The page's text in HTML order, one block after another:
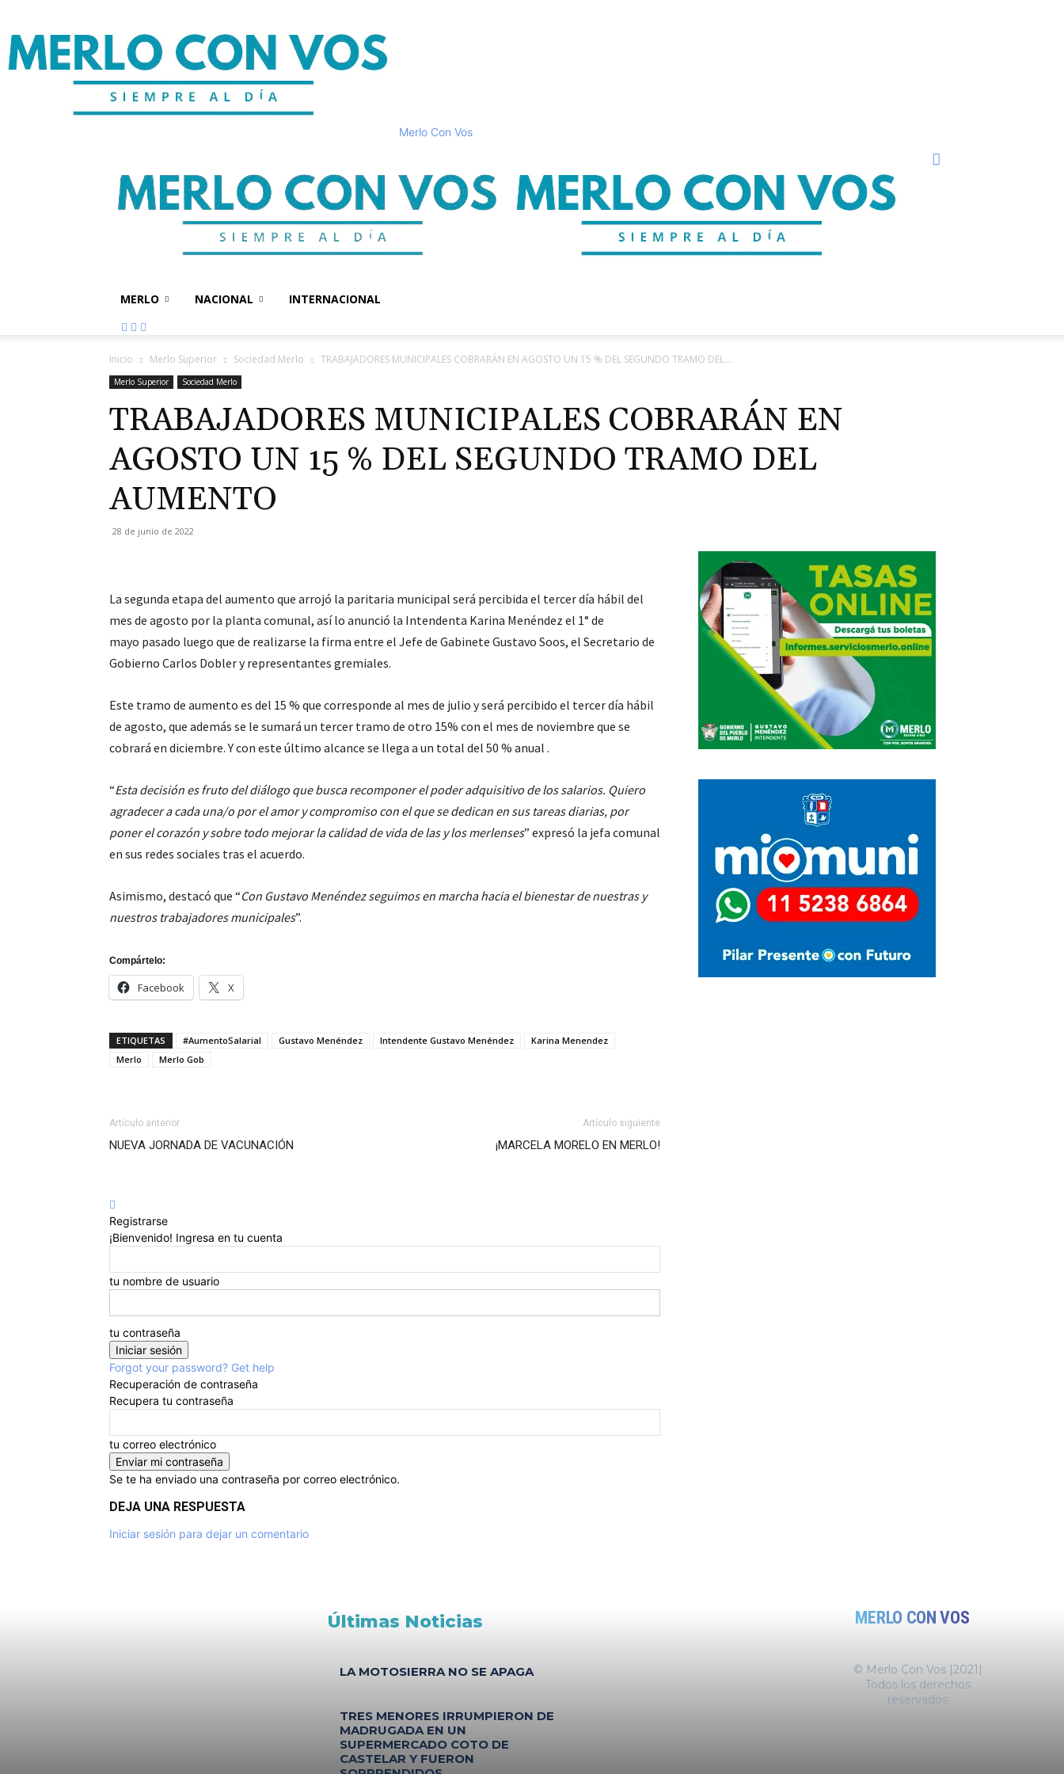
Merlo Con Vos
MERLO NACIONAL INTERNACIONAL
Inicio Merlo Superior Sociedad Merlo TRABAJADORES MUNICIPALES COBRARÁN EN AGOSTO UN 15 % DEL SEGUNDO TRAMO DEL...
Merlo Superior Sociedad Merlo
TRABAJADORES MUNICIPALES COBRARÁN EN
AGOSTO UN 15 % DEL SEGUNDO TRAMO DEL
AUMENTO
28 de junio de 2022
La segunda etapa del aumento que arrojó la paritaria municipal será percibida el tercer día hábil del
mes de agosto por la planta comunal, así lo anunció la Intendenta Karina Menéndez el 1° de
mayo pasado luego que de realizarse la firma entre el Jefe de Gabinete Gustavo Soos, el Secretario de
Gobierno Carlos Dobler y representantes gremiales.
Este tramo de aumento es del 15 % que corresponde al mes de julio y será percibido el tercer día hábil
de agosto, que además se le sumará un tercer tramo de otro 15% con el mes de noviembre que se
cobrará en diciembre. Y con este último alcance se llega a un total del 50 % anual .
“Esta decisión es fruto del diálogo que busca recomponer el poder adquisitivo de los salarios. Quiero
agradecer a cada una/o por el amor y compromiso con el que se dedican en sus tareas diarias, por
poner el corazón y sobre todo mejorar la calidad de vida de las y los merlenses” expresó la jefa comunal
en sus redes sociales tras el acuerdo.
Asimismo, destacó que “Con Gustavo Menéndez seguimos en marcha hacia el bienestar de nuestras y
nuestros trabajadores municipales”.
Compártelo:
Facebook X
ETIQUETAS #AumentoSalarial Gustavo Menéndez Intendente Gustavo Menéndez
Karina Menendez
Merlo
Merlo Gob
Artículo anterior
NUEVA JORNADA DE VACUNACIÓN
Artículo siguiente
¡MARCELA MORELO EN MERLO!
Registrarse
¡Bienvenido! Ingresa en tu cuenta
tu nombre de usuario
tu contraseña
Forgot your password? Get help
Recuperación de contraseña
Recupera tu contraseña
tu correo electrónico
Se te ha enviado una contraseña por correo electrónico.
DEJA UNA RESPUESTA
Iniciar sesión para dejar un comentario
Últimas Noticias
LA MOTOSIERRA NO SE APAGA
TRES MENORES IRRUMPIERON DE
MADRUGADA EN UN
SUPERMERCADO COTO DE
CASTELAR Y FUERON
MERLO CON VOS
© Merlo Con Vos |2021|
Todos los derechos
reservados